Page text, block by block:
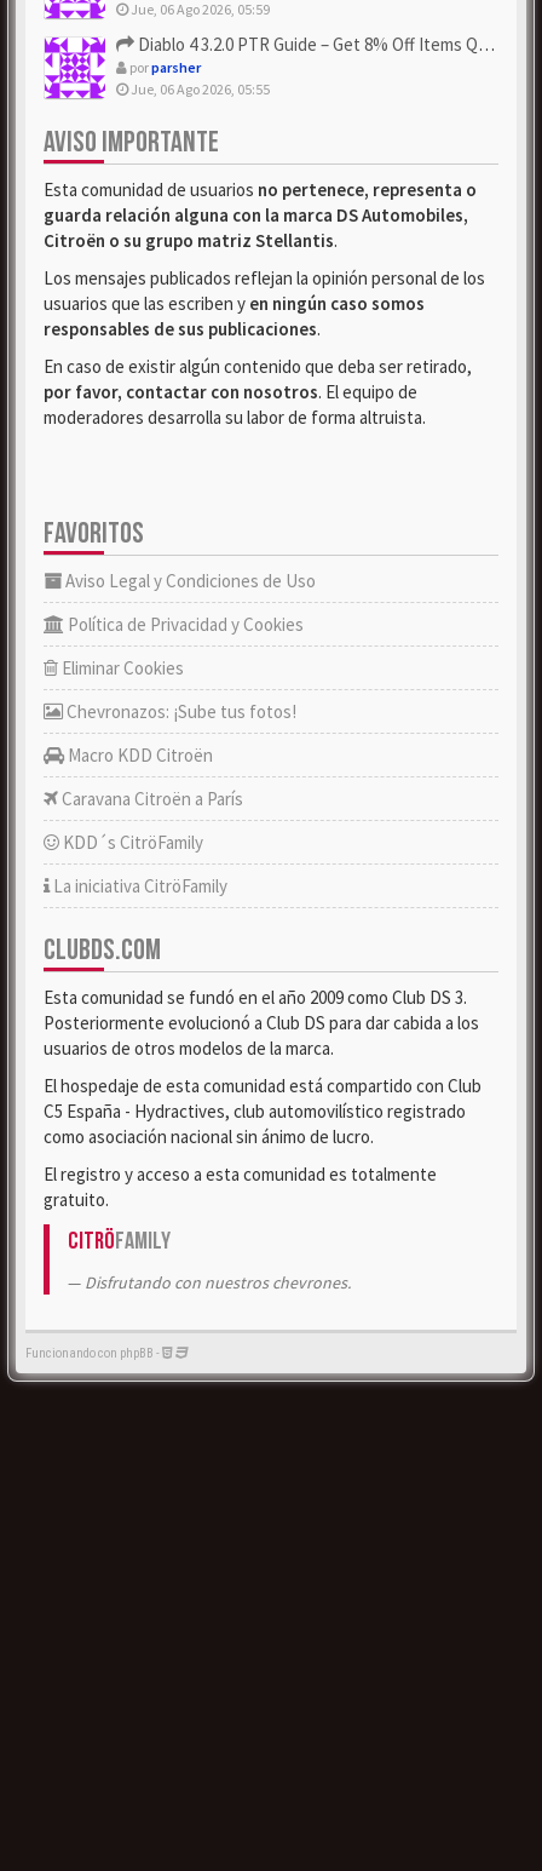
Jue, 06 Ago 2026, 05:59
Diablo 4 3.2.0 PTR Guide – Get 8% Off Items Quickly to Test ...
porparsher
Jue, 06 Ago 2026, 05:55
AVISO IMPORTANTE
Esta comunidad de usuarios no pertenece, representa o
guarda relación alguna con la marca DS Automobiles,
Citroën o su grupo matriz Stellantis.
Los mensajes publicados reflejan la opinión personal de los
usuarios que las escriben y en ningún caso somos
responsables de sus publicaciones.
En caso de existir algún contenido que deba ser retirado,
por favor, contactar con nosotros. El equipo de
moderadores desarrolla su labor de forma altruista.
FAVORITOS
Aviso Legal y Condiciones de Uso
Política de Privacidad y Cookies
Eliminar Cookies
Chevronazos: ¡Sube tus fotos!
Macro KDD Citroën
Caravana Citroën a París
KDD´s CitröFamily
La iniciativa CitröFamily
CLUBDS.COM
Esta comunidad se fundó en el año 2009 como Club DS 3.
Posteriormente evolucionó a Club DS para dar cabida a los
usuarios de otros modelos de la marca.
El hospedaje de esta comunidad está compartido con Club
C5 España - Hydractives, club automovilístico registrado
como asociación nacional sin ánimo de lucro.
El registro y acceso a esta comunidad es totalmente
gratuito.
CitröFamily
Disfrutando con nuestros chevrones.
Funcionando con phpBB -